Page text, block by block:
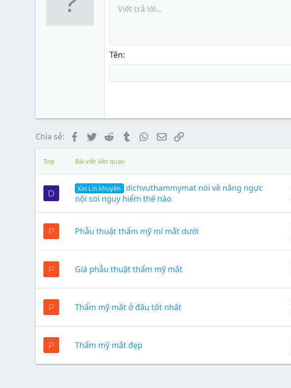
Xóa định dạng
In đậmIn nghiêng
Viết trả lời...
Tên
Chia sẻ: Facebook
TwitterReddit TumblrWhatsApp
EmailLink
Top Bài viết liên quan
D Xin Lời khuyên dichvuthammymat nói về nâng ngực
nội soi nguy hiểm thế nào
P Phẫu thuật thẩm mỹ mí mắt dưới
P Giá phẫu thuật thẩm mỹ mắt
P Thẩm mỹ mắt ở đâu tốt nhất
P Thẩm mỹ mắt đẹp